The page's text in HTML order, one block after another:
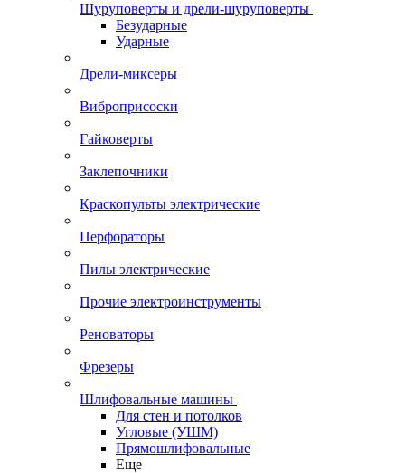
Шуруповерты и дрели-шуруповерты
Безударные
Ударные
Дрели-миксеры
Виброприсоски
Гайковерты
Заклепочники
Краскопульты электрические
Перфораторы
Пилы электрические
Прочие электроинструменты
Реноваторы
Фрезеры
Шлифовальные машины
Для стен и потолков
Угловые (УШМ)
Прямошлифовальные
Еще